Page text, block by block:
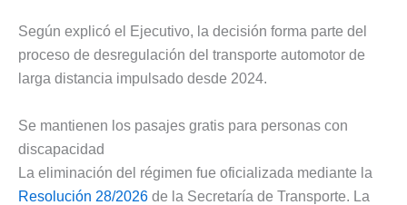
Según explicó el Ejecutivo, la decisión forma parte del
proceso de desregulación del transporte automotor de
larga distancia impulsado desde 2024.
Se mantienen los pasajes gratis para personas con
discapacidad
La eliminación del régimen fue oficializada mediante la
Resolución 28/2026 de la Secretaría de Transporte. La